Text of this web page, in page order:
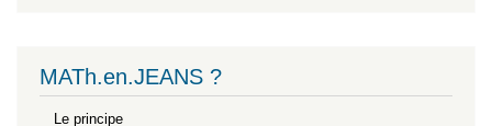
MATh.en.JEANS ?
Le principe